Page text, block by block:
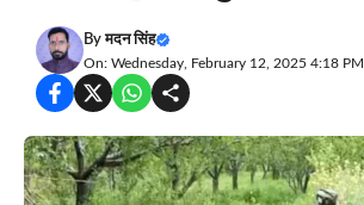
Byमदन सिंह
On: Wednesday, February 12, 2025 4:18 PM